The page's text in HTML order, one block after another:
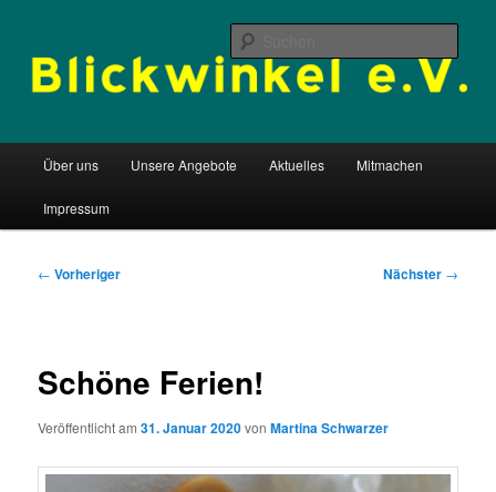
Inhalt
springenBlickwinkel e.V.
HauptmenüÜber uns Unsere Angebote Aktuelles Mitmachen
Impressum
Beitragsnavigation
← Vorheriger Nächster →
Schöne Ferien!
Veröffentlicht am31. Januar 2020vonMartina Schwarzer